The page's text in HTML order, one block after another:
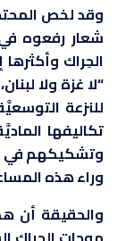
وقد لخص
شعار رفعوه
الحِراك
“لا غزة ولا
للنزعة
تكاليفها
وتشكيكهم في
وراء هذه
والحقيقة أن